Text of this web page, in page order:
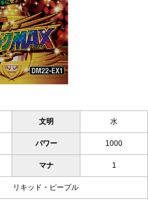
文明 水
パワー 1000
マナ 1
リキッド・ピープル